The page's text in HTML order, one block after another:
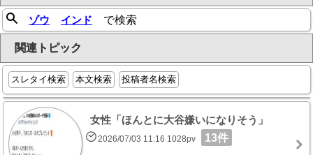
ゾウ インド で検索
関連トピック
スレタイ検索 本文検索 投稿者名検索
女性「ほんとに大谷嫌いになりそう」
2026/07/03 11:16 1028pv 13件